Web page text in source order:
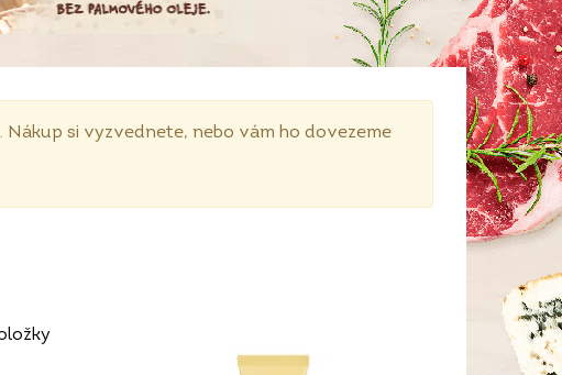
si vyzvednete, nebo vám ho dovezeme